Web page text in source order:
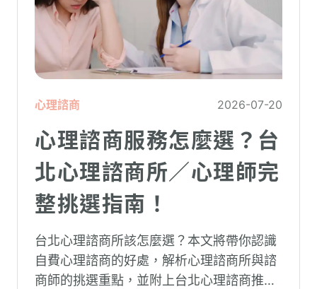
心理諮商 2026-07-20
心理諮商服務怎麼選？台
北心理諮商所／心理師完
整挑選指南！
台北心理諮商所該怎麼選？本文將帶你認識
自費心理諮商的好處，解析心理諮商所與諮
商師的挑選重點，並附上台北心理諮商推薦